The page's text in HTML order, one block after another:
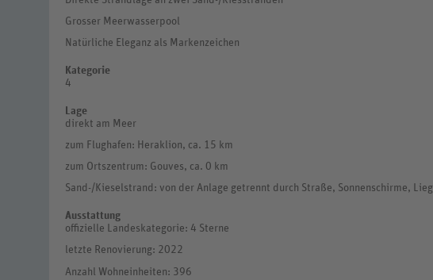
Grosser Meerwasserpool
Natürliche Eleganz als Markenzeichen
Kategorie
4
Lage
direkt am Meer
zum Flughafen: Heraklion, ca. 15 km
zum Ortszentrum: Gouves, ca. 0 km
Sand-/Kieselstrand: von der Anlage getrennt durch Straße, Sonnenschirme,
Ausstattung
offizielle Landeskategorie: 4 Sterne
letzte Renovierung: 2022
Anzahl Wohneinheiten: 396